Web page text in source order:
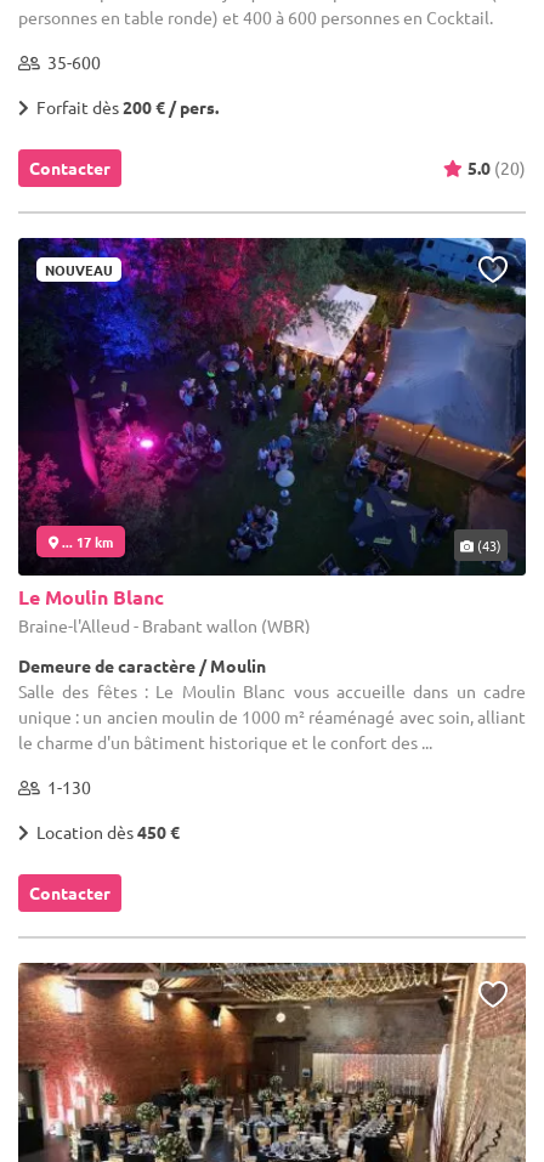
personnes en table ronde) et 400 à 600 personnes en Cocktail.
35-600
Forfait dès200 € / pers.
Contacter 5.0 (20)
NOUVEAU
... 17 km (43)
Le Moulin Blanc
Braine-l'Alleud - Brabant wallon (WBR)
Demeure de caractère / Moulin
Salle des fêtes : Le Moulin Blanc vous accueille dans un cadre
unique : un ancien moulin de 1000 m² réaménagé avec soin, alliant
le charme d'un bâtiment historique et le confort des ...
1-130
Location dès450 €
Contacter